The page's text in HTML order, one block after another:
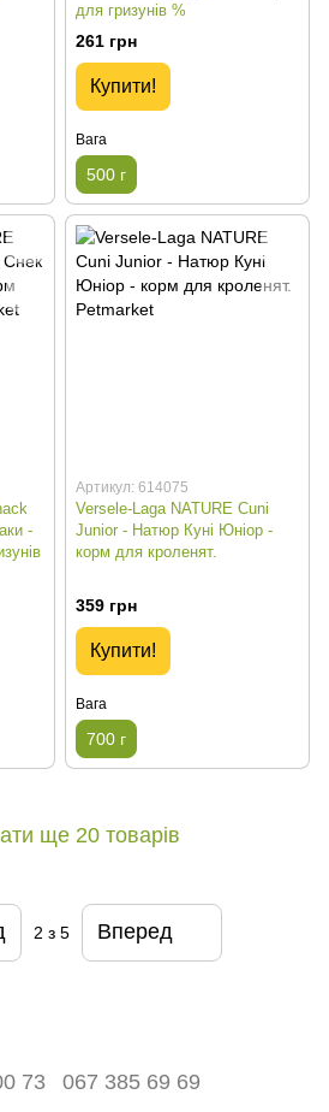
для гризунів %
261 грн
Купити!
Вага
500 г
-
Артикул: 614075
Versele-Laga NATURE Cuni
Junior - Натюр Куні Юніор -
корм для кроленят.
359 грн
Купити!
Вага
700 г
ще 20 товарів
2 з 5 Вперед
73 067 385 69 69